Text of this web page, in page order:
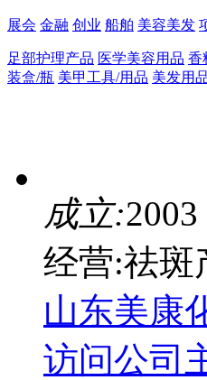
展会 金融 创业 船舶 美容美发
足部护理产品 医学美容用品 香
装盒/瓶 美甲工具/用品 美发用
成立:
经营:祛斑
山东美康
访问公司